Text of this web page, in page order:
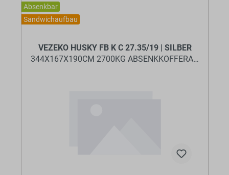
Absenkbar
Sandwichaufbau
VEZEKO HUSKY FB K C 27.35/19 | SILBER
344X167X190CM 2700KG